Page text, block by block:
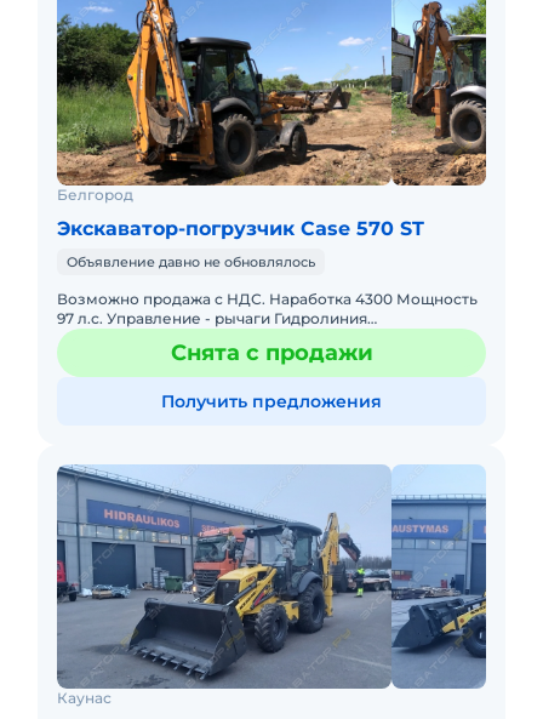
Белгород
Экскаватор-погрузчик Case 570 ST
Объявление давно не обновлялось
Возможно продажа с НДС. Наработка 4300 Мощность
97 л.с. Управление - рычаги Гидролиния
Телескопическая рукоять Челюстной ковш С ним
отдадим 2 ковша и гидСнята с продажи
Получить предложения
Каунас